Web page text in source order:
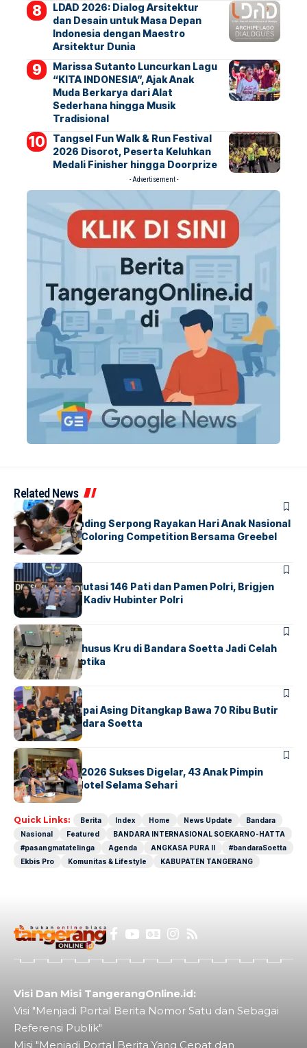
LDAD 2026: Dialog Arsitektur
dan Desain untuk Masa Depan
Indonesia dengan Maestro
Arsitektur Dunia
Marissa Sutanto Luncurkan Lagu
“KITA INDONESIA”, Ajak Anak
Muda Berkarya dari Alat
Sederhana hingga Musik
Tradisional
Tangsel Fun Walk & Run Festival
2026 Disorot, Peserta Keluhkan
Medali Finisher hingga Doorprize
- Advertisement -
Related News
BERITAINDEX
Atria Hotel Gading Serpong Rayakan Hari Anak Nasional
Lewat Family Coloring Competition Bersama Greebel
Indonesia
BERITA
Mabes Polri Mutasi 146 Pati dan Pamen Polri, Brigjen
Untung Jabat Kadiv Hubinter Polri
BANDARABERITA
Ketika Jalur Khusus Kru di Bandara Soetta Jadi Celah
Sindikat Narkotika
BANDARA BERITA
Kopilot Maskapai Asing Ditangkap Bawa 70 Ribu Butir
Ekstasi di Bandara Soetta
BERITAINDEX
GM For A Day 2026 Sukses Digelar, 43 Anak Pimpin
Operasional Hotel Selama Sehari
Quick Links: Berita Index Home News Update
Bandara
Nasional
Featured
BANDARA INTERNASIONAL SOEKARNO-HATTA
#pasangmatatelinga
Agenda ANGKASA PURA II
#bandaraSoetta
Ekbis Pro
Komunitas & Lifestyle KABUPATEN TANGERANG
Visi Dan Misi TangerangOnline.id:
Visi "Menjadi Portal Berita Nomor Satu dan Sebagai
Referensi Publik"
Misi "Menjadi Portal Berita Yang Cepat dan